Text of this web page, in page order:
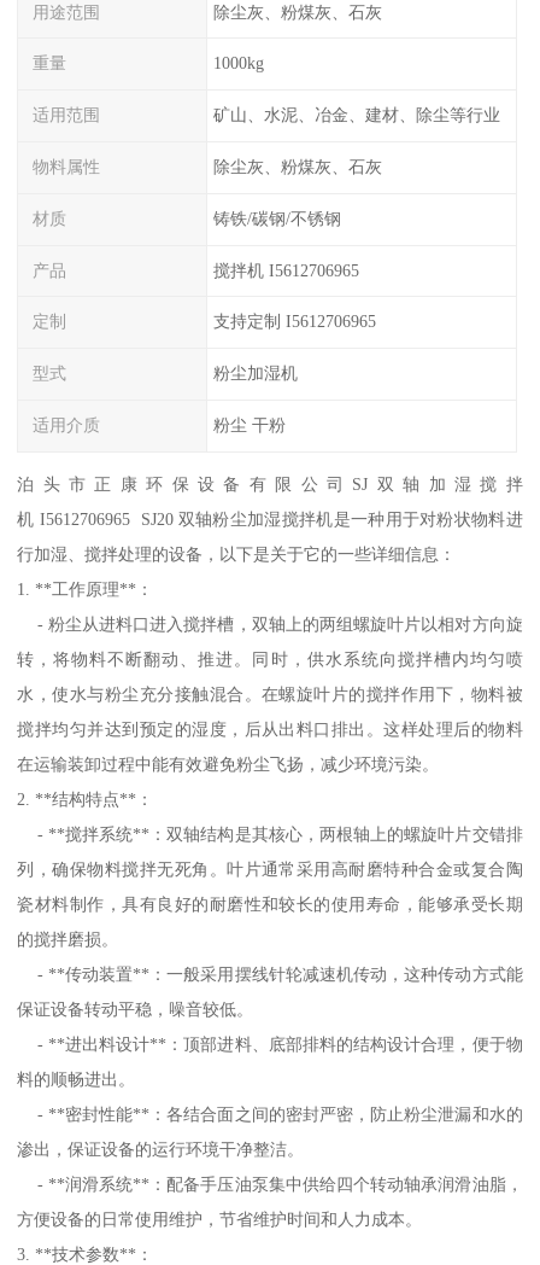
用途范围 除尘灰、粉煤灰、石灰
重量 1000kg
适用范围 矿山、水泥、冶金、建材、除尘等行业
物料属性 除尘灰、粉煤灰、石灰
材质 铸铁/碳钢/不锈钢
产品 搅拌机 I5612706965
定制 支持定制 I5612706965
型式 粉尘加湿机
适用介质 粉尘 干粉
泊头市正康环保设备有限公司SJ双轴加湿搅拌
机 I5612706965 SJ20 双轴粉尘加湿搅拌机是一种用于对粉状物料进
行加湿、搅拌处理的设备，以下是关于它的一些详细信息：
1. **工作原理**：
- 粉尘从进料口进入搅拌槽，双轴上的两组螺旋叶片以相对方向旋
转，将物料不断翻动、推进。同时，供水系统向搅拌槽内均匀喷
水，使水与粉尘充分接触混合。在螺旋叶片的搅拌作用下，物料被
搅拌均匀并达到预定的湿度，后从出料口排出。这样处理后的物料
在运输装卸过程中能有效避免粉尘飞扬，减少环境污染。
2. **结构特点**：
- **搅拌系统**：双轴结构是其核心，两根轴上的螺旋叶片交错排
列，确保物料搅拌无死角。叶片通常采用高耐磨特种合金或复合陶
瓷材料制作，具有良好的耐磨性和较长的使用寿命，能够承受长期
的搅拌磨损。
- **传动装置**：一般采用摆线针轮减速机传动，这种传动方式能
保证设备转动平稳，噪音较低。
- **进出料设计**：顶部进料、底部排料的结构设计合理，便于物
料的顺畅进出。
- **密封性能**：各结合面之间的密封严密，防止粉尘泄漏和水的
渗出，保证设备的运行环境干净整洁。
- **润滑系统**：配备手压油泵集中供给四个转动轴承润滑油脂，
方便设备的日常使用维护，节省维护时间和人力成本。
3. **技术参数**：